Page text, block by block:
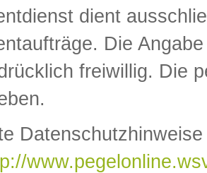
dient
Die
freiwillig. Die